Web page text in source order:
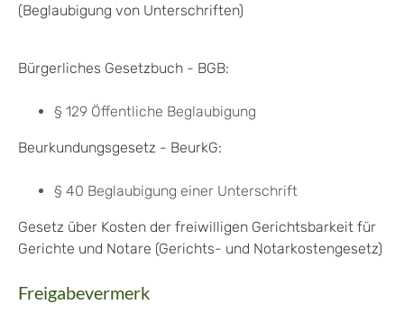
(Beglaubigung von Unterschriften)
Bürgerliches Gesetzbuch - BGB:
§ 129 Öffentliche Beglaubigung
Beurkundungsgesetz - BeurkG:
§ 40 Beglaubigung einer Unterschrift
Gesetz über Kosten der freiwilligen Gerichtsbarkeit für
Gerichte und Notare (Gerichts- und Notarkostengesetz)
Freigabevermerk